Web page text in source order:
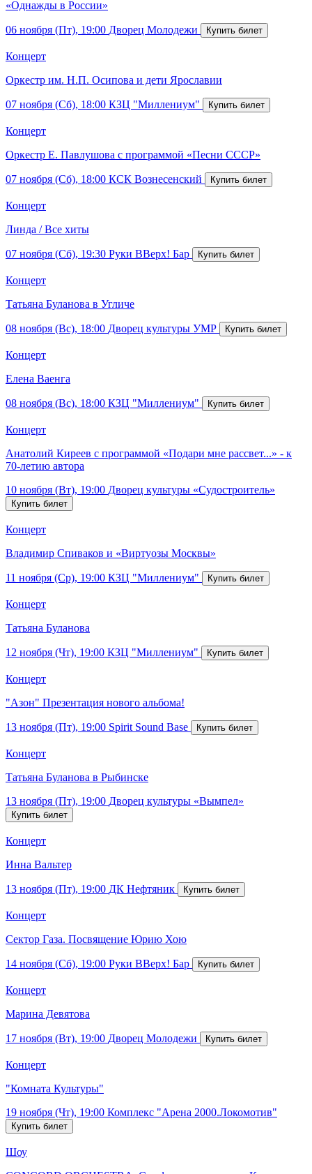
«Однажды в России»
06 ноября (Пт), 19:00 Дворец Молодежи
Концерт
Оркестр им. Н.П. Осипова и дети Ярославии
07 ноября (Сб), 18:00 КЗЦ "Миллениум"
Концерт
Оркестр Е. Павлушова с программой «Песни СССР»
07 ноября (Сб), 18:00 КСК Вознесенский
Концерт
Линда / Все хиты
07 ноября (Сб), 19:30 Руки ВВерх! Бар
Концерт
Татьяна Буланова в Угличе
08 ноября (Вс), 18:00 Дворец культуры УМР
Концерт
Елена Ваенга
08 ноября (Вс), 18:00 КЗЦ "Миллениум"
Концерт
Анатолий Киреев с программой «Подари мне рассвет...» - к
70-летию автора
10 ноября (Вт), 19:00 Дворец культуры «Судостроитель»
Концерт
Владимир Спиваков и «Виртуозы Москвы»
11 ноября (Ср), 19:00 КЗЦ "Миллениум"
Концерт
Татьяна Буланова
12 ноября (Чт), 19:00 КЗЦ "Миллениум"
Концерт
"Азон" Презентация нового альбома!
13 ноября (Пт), 19:00 Spirit Sound Base
Концерт
Татьяна Буланова в Рыбинске
13 ноября (Пт), 19:00 Дворец культуры «Вымпел»
Концерт
Инна Вальтер
13 ноября (Пт), 19:00 ДК Нефтяник
Концерт
Сектор Газа. Посвящение Юрию Хою
14 ноября (Сб), 19:00 Руки ВВерх! Бар
Концерт
Марина Девятова
17 ноября (Вт), 19:00 Дворец Молодежи
Концерт
"Комната Культуры"
19 ноября (Чт), 19:00 Комплекс "Арена 2000.Локомотив"
Шоу